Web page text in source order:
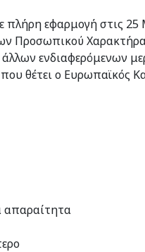
πλήρη εφαρμογή στις 25
Προσωπικού
ενδιαφερόμενων
θέτει ο Ευρωπαϊκός
απαραίτητα